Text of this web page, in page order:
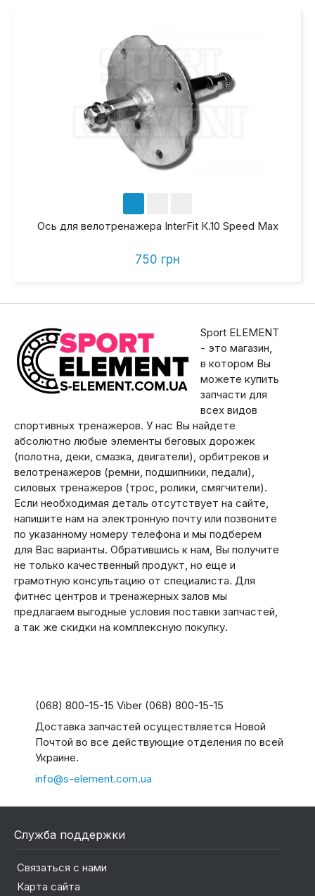
Ось для велотренажера InterFit К.10 Speed Max
750 грн
Sport ELEMENT
- это магазин,
в котором Вы
можете купить
запчасти для
всех видов
спортивных тренажеров. У нас Вы найдете
абсолютно любые элементы беговых дорожек
(полотна, деки, смазка, двигатели), орбитреков и
велотренажеров (ремни, подшипники, педали),
силовых тренажеров (трос, ролики, смягчители).
Если необходимая деталь отсутствует на сайте,
напишите нам на электронную почту или позвоните
по указанному номеру телефона и мы подберем
для Вас варианты. Обратившись к нам, Вы получите
не только качественный продукт, но еще и
грамотную консультацию от специалиста. Для
фитнес центров и тренажерных залов мы
предлагаем выгодные условия поставки запчастей,
а так же скидки на комплексную покупку.
(068) 800-15-15 Viber (068) 800-15-15
Доставка запчастей осуществляется Новой
Почтой во все действующие отделения по всей
Украине.
info@s-element.com.ua
Служба поддержки
Связаться с нами
Карта сайта